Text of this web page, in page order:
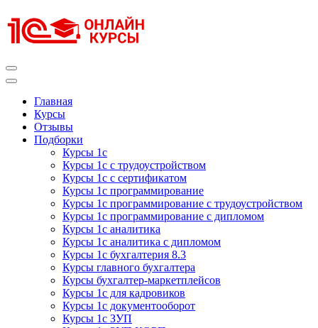
к
содержимому
Главная
Курсы
Отзывы
Подборки
Курсы 1с
Курсы 1с с трудоустройством
Курсы 1с с сертификатом
Курсы 1с программирование
Курсы 1с программирование с трудоустройством
Курсы 1с программирование с дипломом
Курсы 1с аналитика
Курсы 1с аналитика с дипломом
Курсы 1с бухгалтерия 8.3
Курсы главного бухгалтера
Курсы бухгалтер-маркетплейсов
Курсы 1с для кадровиков
Курсы 1с документооборот
Курсы 1с ЗУП